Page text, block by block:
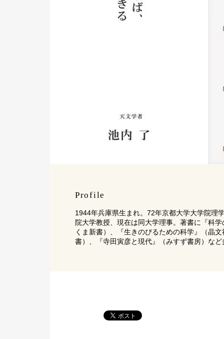
Profile
1944年兵庫県生まれ。72年京都大学大学院理
院大学教授、現在は同大学理事。著書に『科
くま新書）、『生きのびるための科学』（晶
書）、『寺田寅彦と現代』（みすず書房）な